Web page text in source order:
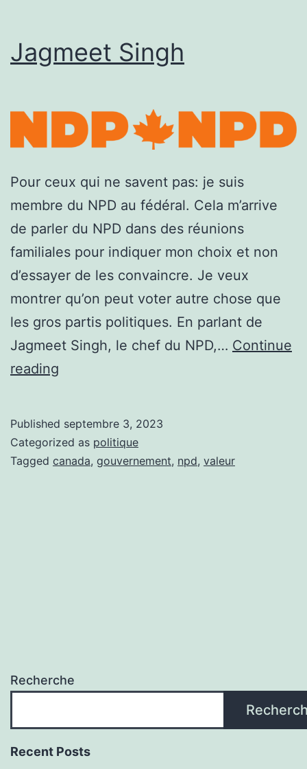
Jagmeet Singh
Pour ceux qui ne savent pas: je suis
membre du NPD au fédéral. Cela m’arrive
de parler du NPD dans des réunions
familiales pour indiquer mon choix et non
d’essayer de les convaincre. Je veux
montrer qu’on peut voter autre chose que
les gros partis politiques. En parlant de
Jagmeet Singh, le chef du NPD,… Continue
reading
Published septembre 3, 2023
Categorized as politique
Tagged canada, gouvernement, npd, valeur
Recherche
Recent Posts